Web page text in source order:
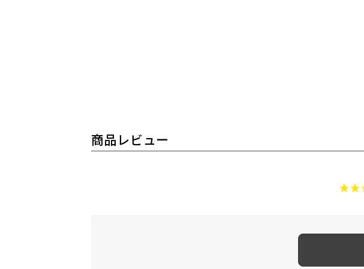
商品レビュー